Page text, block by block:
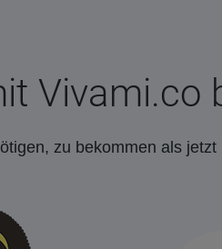
Vivami.co
zu bekommen als